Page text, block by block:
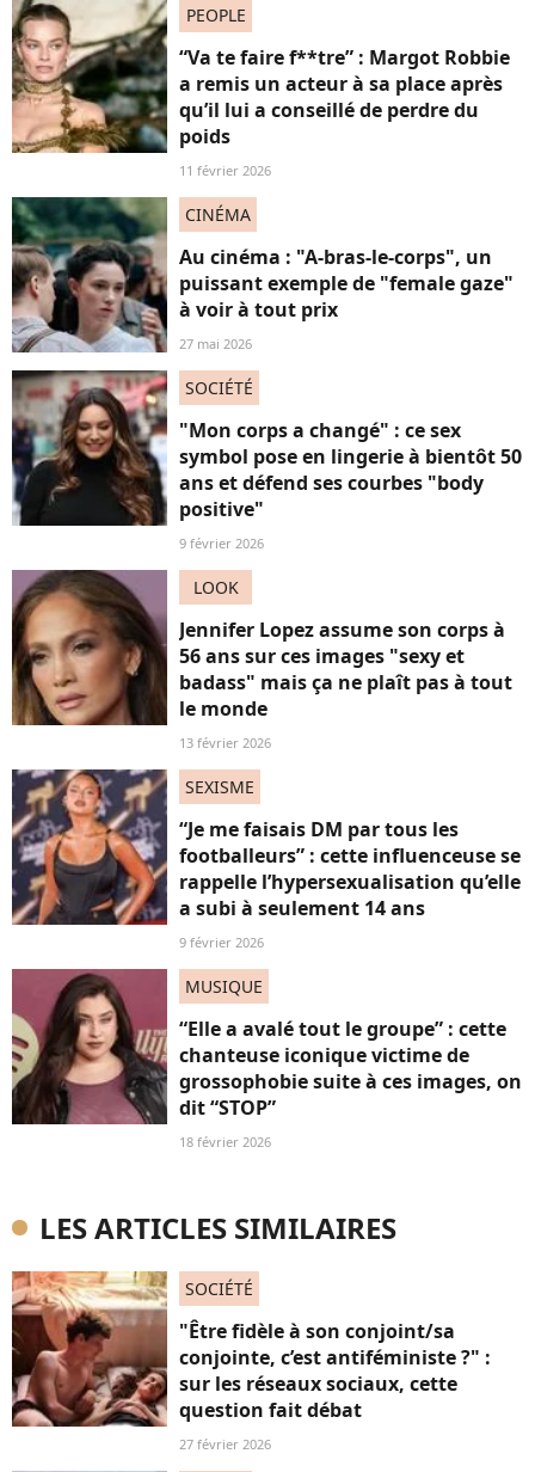
PEOPLE
“Va te faire f**tre” : Margot Robbie
a remis un acteur à sa place après
qu’il lui a conseillé de perdre du
poids
11 février 2026
CINÉMA
Au cinéma : "A-bras-le-corps", un
puissant exemple de "female gaze"
à voir à tout prix
27 mai 2026
SOCIÉTÉ
"Mon corps a changé" : ce sex
symbol pose en lingerie à bientôt 50
ans et défend ses courbes "body
positive"
9 février 2026
LOOK
Jennifer Lopez assume son corps à
56 ans sur ces images "sexy et
badass" mais ça ne plaît pas à tout
le monde
13 février 2026
SEXISME
“Je me faisais DM par tous les
footballeurs” : cette influenceuse se
rappelle l’hypersexualisation qu’elle
a subi à seulement 14 ans
9 février 2026
MUSIQUE
“Elle a avalé tout le groupe” : cette
chanteuse iconique victime de
grossophobie suite à ces images, on
dit “STOP”
18 février 2026
LES ARTICLES SIMILAIRES
SOCIÉTÉ
"Être fidèle à son conjoint/sa
conjointe, c’est antiféministe ?" :
sur les réseaux sociaux, cette
question fait débat
27 février 2026